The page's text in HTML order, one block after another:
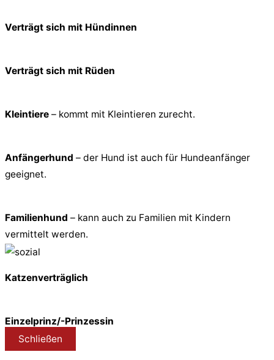
Verträgt sich mit Hündinnen
Verträgt sich mit Rüden
Kleintiere – kommt mit Kleintieren zurecht.
Anfängerhund – der Hund ist auch für Hundeanfänger
geeignet.
Familienhund – kann auch zu Familien mit Kindern
vermittelt werden.
Katzenverträglich
Einzelprinz/-Prinzessin
Schließen